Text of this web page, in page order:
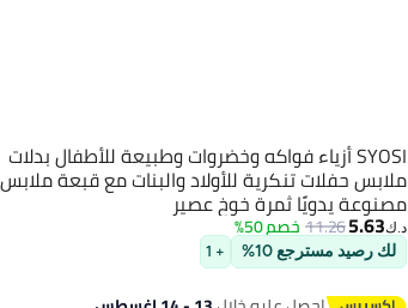
SYOSI أزياء فواكه وخضروات وطبيعة للأطفال بدلات
ملابس حفلات تنكرية للأولاد والبنات مع قبعة ملابس
مصنوعة يدويًا ثمرة خوخ عصير
د.ك‏5.63
11.26خصم 50%
لك رصيد مسترجع 10% + 1